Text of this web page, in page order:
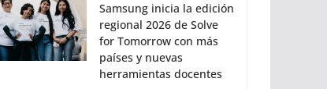
Samsung inicia la edición
regional 2026 de Solve
for Tomorrow con más
países y nuevas
herramientas docentes